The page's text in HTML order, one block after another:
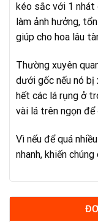
kéo sắc với 1
làm ảnh hưởng,
giúp cho hoa lâu
Thường xuyên
dưới gốc nếu nó bị
hết các lá rụng ở
vài lá trên ngọn
Vì nếu để quá
nhanh, khiến